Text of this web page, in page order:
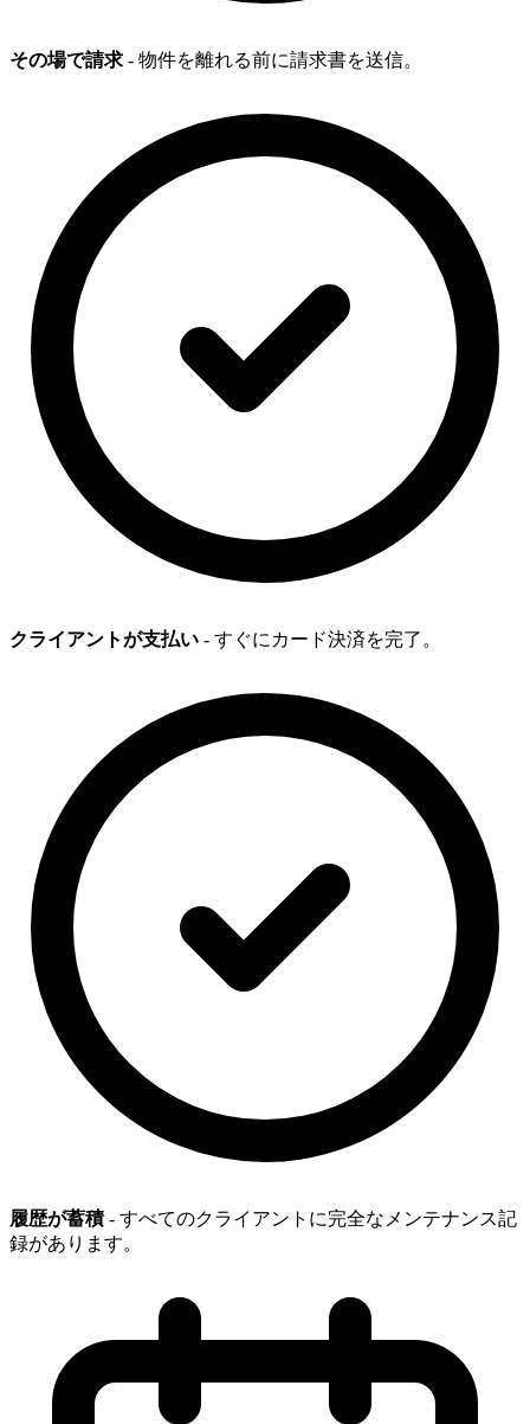
その場で請求 - 物件を離れる前に請求書を送信。
クライアントが支払い - すぐにカード決済を完了。
履歴が蓄積- すべてのクライアントに完全なメンテナンス記
録があります。